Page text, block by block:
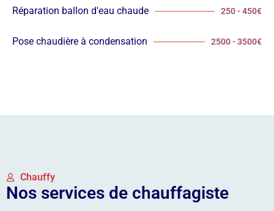
Réparation ballon d'eau chaude 250 - 450€
Pose chaudière à condensation 2500 - 3500€
Chauffy
Nos services de chauffagiste